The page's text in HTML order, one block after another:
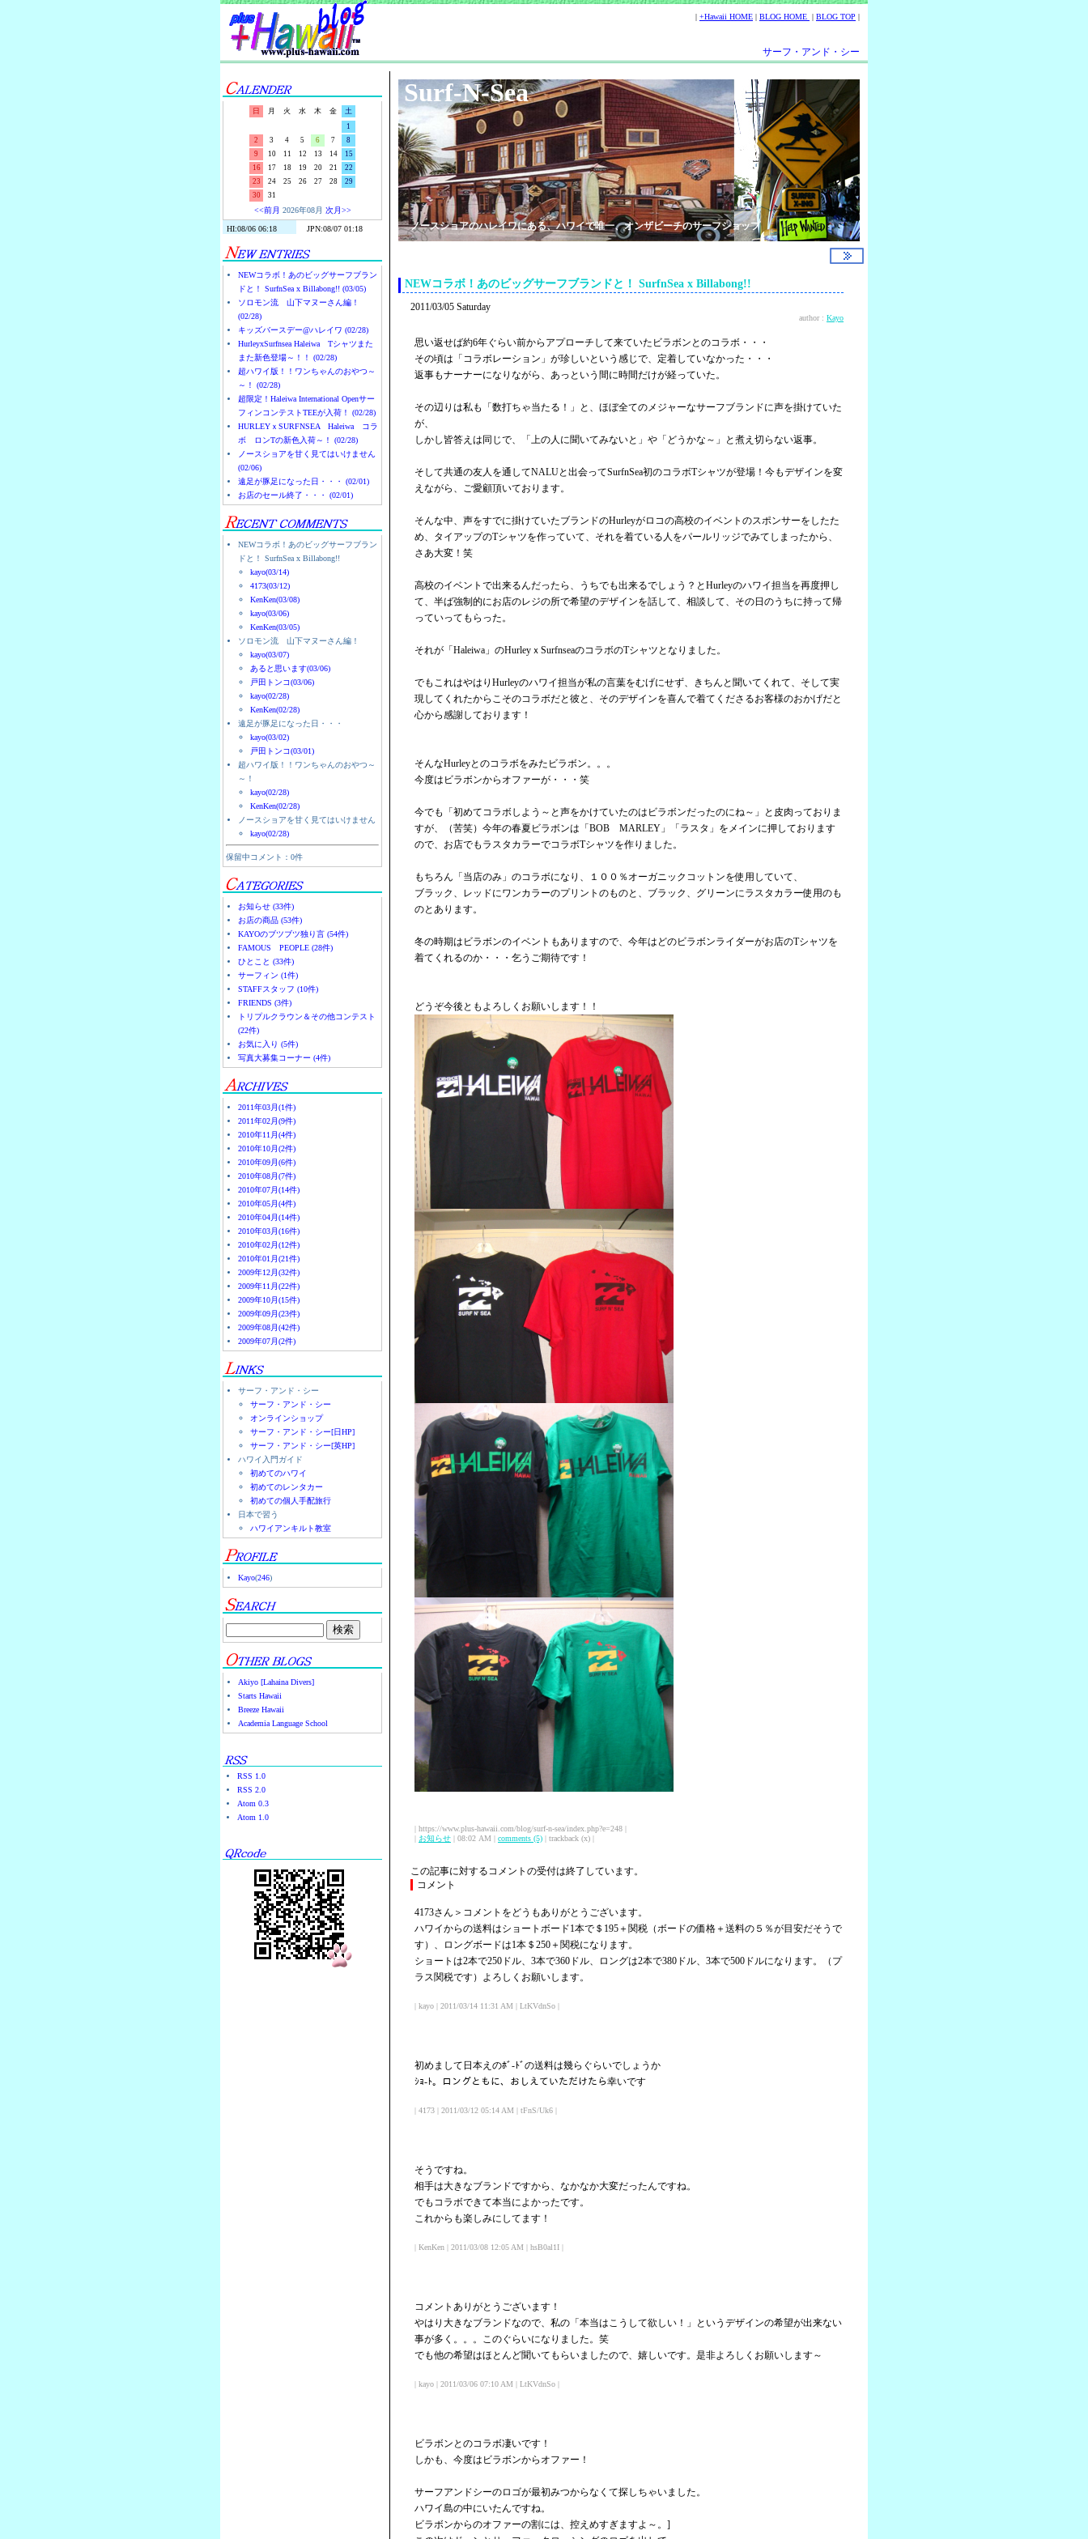
| +Hawaii HOME | BLOG HOME | BLOG TOP |
サーフ・アンド・シー
日 月 火 水 木 金
土
1
2
3 4 5 6 7
8
9
10 11 12 13 14
15
16
17 18 19 20 21
22
23
24 25 26 27 28
29
30
31
<<前月 2026年08月 次月>>
NEWコラボ！あのビッグサーフブラン
ドと！ SurfnSea x Billabong!! (03/05)
ソロモン流 山下マヌーさん編！
(02/28)
キッズバースデー@ハレイワ (02/28)
HurleyxSurfnsea Haleiwa Tシャツまた
また新色登場～！！ (02/28)
超ハワイ版！！ワンちゃんのおやつ～
～！ (02/28)
超限定！Haleiwa International Openサー
フィンコンテストTEEが入荷！ (02/28)
HURLEYｘSURFNSEA Haleiwa コラ
ボ ロンTの新色入荷～！ (02/28)
ノースショアを甘く見てはいけません
(02/06)
遠足が豚足になった日・・・ (02/01)
お店のセール終了・・・ (02/01)
NEWコラボ！あのビッグサーフブラン
ドと！ SurfnSea x Billabong!!
kayo(03/14)
4173(03/12)
KenKen(03/08)
kayo(03/06)
KenKen(03/05)
ソロモン流 山下マヌーさん編！
kayo(03/07)
あると思います(03/06)
戸田トンコ(03/06)
kayo(02/28)
KenKen(02/28)
遠足が豚足になった日・・・
kayo(03/02)
戸田トンコ(03/01)
超ハワイ版！！ワンちゃんのおやつ～
～！
kayo(02/28)
KenKen(02/28)
ノースショアを甘く見てはいけません
kayo(02/28)
保留中コメント：0件
お知らせ (33件)
お店の商品 (53件)
KAYOのブツブツ独り言 (54件)
FAMOUS PEOPLE (28件)
ひとこと (33件)
サーフィン (1件)
STAFFスタッフ (10件)
FRIENDS (3件)
トリプルクラウン＆その他コンテスト
(22件)
お気に入り (5件)
写真大募集コーナー (4件)
2011年03月(1件)
2011年02月(9件)
2010年11月(4件)
2010年10月(2件)
2010年09月(6件)
2010年08月(7件)
2010年07月(14件)
2010年05月(4件)
2010年04月(14件)
2010年03月(16件)
2010年02月(12件)
2010年01月(21件)
2009年12月(32件)
2009年11月(22件)
2009年10月(15件)
2009年09月(23件)
2009年08月(42件)
2009年07月(2件)
サーフ・アンド・シー
サーフ・アンド・シー
オンラインショップ
サーフ・アンド・シー[日HP]
サーフ・アンド・シー[英HP]
ハワイ入門ガイド
初めてのハワイ
初めてのレンタカー
初めての個人手配旅行
日本で習う
ハワイアンキルト教室
Kayo(246)
Akiyo [Lahaina Divers]
Starts Hawaii
Breeze Hawaii
Academia Language School
RSS 1.0
RSS 2.0
Atom 0.3
Atom 1.0
Surf-N-Sea
ノースショアのハレイワにある、ハワイで唯一、オンザビーチのサーフショップ
NEWコラボ！あのビッグサーフブランドと！ SurfnSea x Billabong!!
2011/03/05 Saturday
author : Kayo
思い返せば約6年ぐらい前からアプローチして来ていたビラボンとのコラボ・・・
その頃は「コラボレーション」が珍しいという感じで、定着していなかった・・・
返事もナーナーになりながら、あっという間に時間だけが経っていた。
その辺りは私も「数打ちゃ当たる！」と、ほぼ全てのメジャーなサーフブランドに声を掛けていた
が、
しかし皆答えは同じで、「上の人に聞いてみないと」や「どうかな～」と煮え切らない返事。
そして共通の友人を通してNALUと出会ってSurfnSea初のコラボTシャツが登場！今もデザインを変
えながら、ご愛顧頂いております。
そんな中、声をすでに掛けていたブランドのHurleyがロコの高校のイベントのスポンサーをしたた
め、タイアップのTシャツを作っていて、それを着ている人をパールリッジでみてしまったから、
さあ大変！笑
高校のイベントで出来るんだったら、うちでも出来るでしょう？とHurleyのハワイ担当を再度押し
て、半ば強制的にお店のレジの所で希望のデザインを話して、相談して、その日のうちに持って帰
っていってもらった。
それが「Haleiwa」のHurleyｘSurfnseaのコラボのTシャツとなりました。
でもこれはやはりHurleyのハワイ担当が私の言葉をむげにせず、きちんと聞いてくれて、そして実
現してくれたからこそのコラボだと彼と、そのデザインを喜んで着てくださるお客様のおかげだと
心から感謝しております！
そんなHurleyとのコラボをみたビラボン。。。
今度はビラボンからオファーが・・・笑
今でも「初めてコラボしよう～と声をかけていたのはビラボンだったのにね～」と皮肉っておりま
すが、（苦笑）今年の春夏ビラボンは「BOB MARLEY」「ラスタ」をメインに押しております
ので、お店でもラスタカラーでコラボTシャツを作りました。
もちろん「当店のみ」のコラボになり、１００％オーガニックコットンを使用していて、
ブラック、レッドにワンカラーのプリントのものと、ブラック、グリーンにラスタカラー使用のも
のとあります。
冬の時期はビラボンのイベントもありますので、今年はどのビラボンライダーがお店のTシャツを
着てくれるのか・・・乞うご期待です！
どうぞ今後ともよろしくお願いします！！
| https://www.plus-hawaii.com/blog/surf-n-sea/index.php?e=248 |
| お知らせ | 08:02 AM | comments (5) | trackback (x) |
この記事に対するコメントの受付は終了しています。
コメント
4173さん＞コメントをどうもありがとうございます。
ハワイからの送料はショートボード1本で＄195＋関税（ボードの価格＋送料の５％が目安だそうで
す）、ロングボードは1本＄250＋関税になります。
ショートは2本で250ドル、3本で360ドル、ロングは2本で380ドル、3本で500ドルになります。（プ
ラス関税です）よろしくお願いします。
| kayo | 2011/03/14 11:31 AM | LtKVdnSo |
初めまして日本えのﾎﾞ-ﾄﾞの送料は幾らぐらいでしょうか
ｼｮ-ﾄ。ロングともに、おしえていただけたら幸いです
| 4173 | 2011/03/12 05:14 AM | tFnS/Uk6 |
そうですね。
相手は大きなブランドですから、なかなか大変だったんですね。
でもコラボできて本当によかったです。
これからも楽しみにしてます！
| KenKen | 2011/03/08 12:05 AM | hsB0al1I |
コメントありがとうございます！
やはり大きなブランドなので、私の「本当はこうして欲しい！」というデザインの希望が出来ない
事が多く。。。このぐらいになりました。笑
でも他の希望はほとんど聞いてもらいましたので、嬉しいです。是非よろしくお願いします～
| kayo | 2011/03/06 07:10 AM | LtKVdnSo |
ビラボンとのコラボ凄いです！
しかも、今度はビラボンからオファー！
サーフアンドシーのロゴが最初みつからなくて探しちゃいました。
ハワイ島の中にいたんですね。
ビラボンからのオファーの割には、控えめすぎますよ～。]